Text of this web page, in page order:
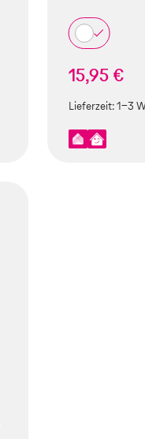
15,95 €
Lieferzeit:1-3